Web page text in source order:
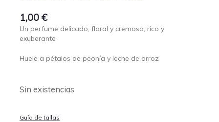
1,00 €
Un perfume delicado, floral y cremoso, rico y
exuberante
Huele a pétalos de peonía y leche de arroz
Sin existencias
Guía de tallas